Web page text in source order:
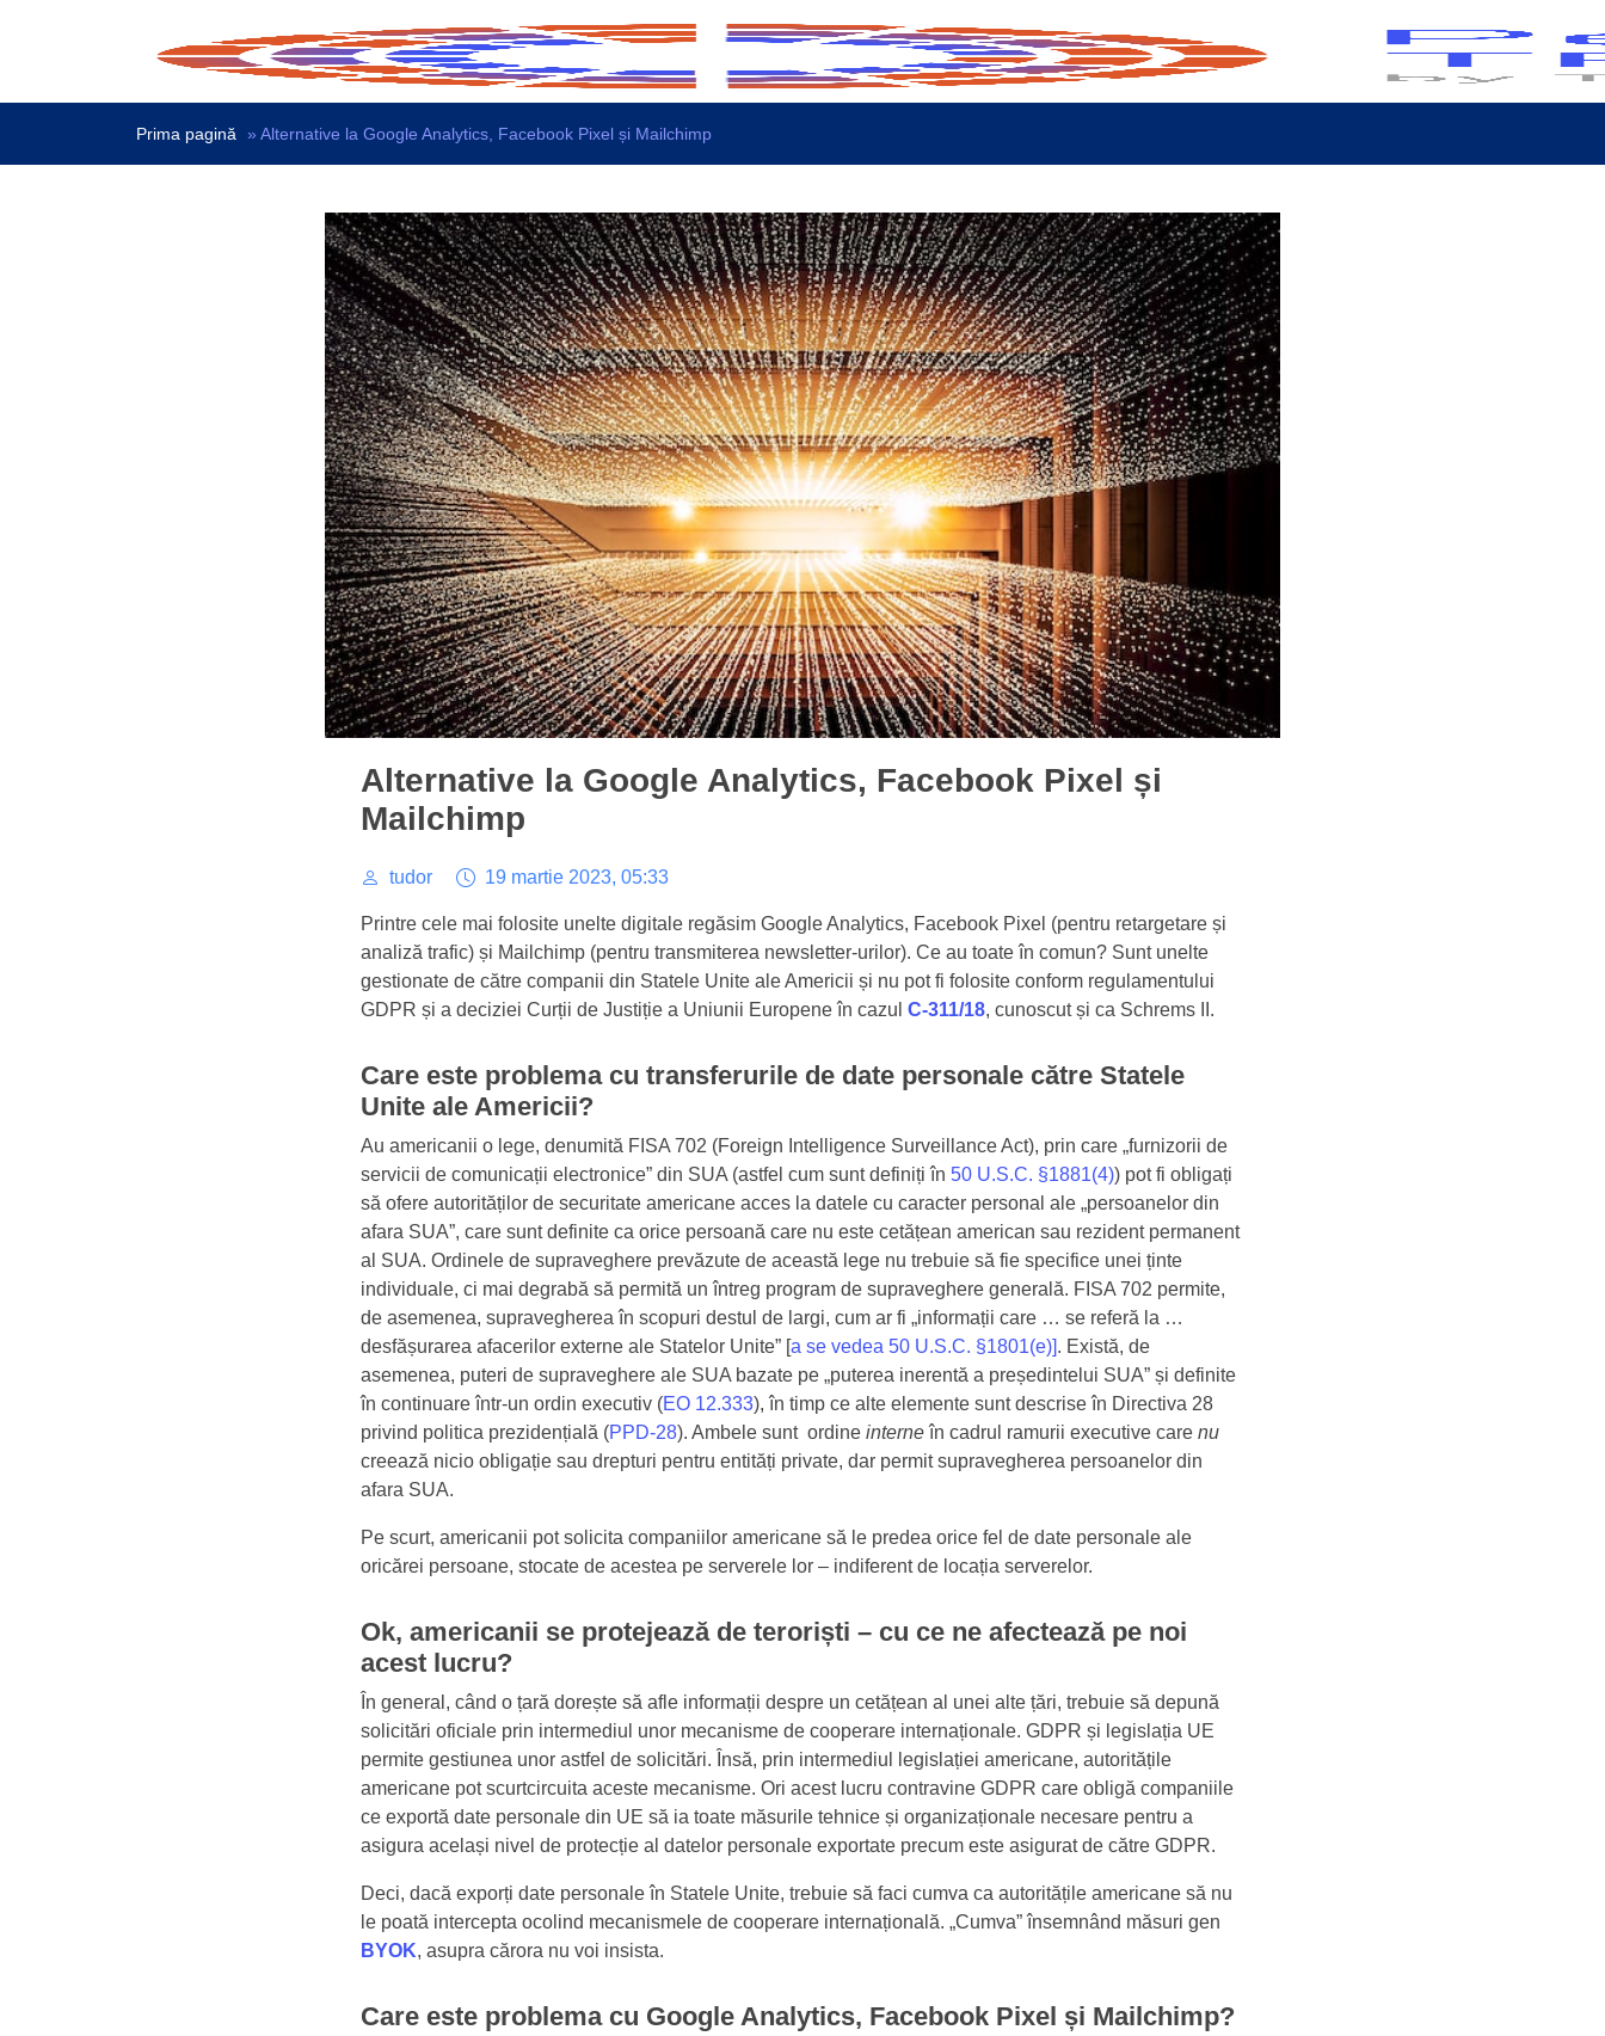
Prima pagină » Alternative la Google Analytics, Facebook Pixel și Mailchimp
Alternative la Google Analytics, Facebook Pixel și
Mailchimp
tudor 19 martie 2023, 05:33
Printre cele mai folosite unelte digitale regăsim Google Analytics, Facebook Pixel (pentru retargetare și
analiză trafic) și Mailchimp (pentru transmiterea newsletter-urilor). Ce au toate în comun? Sunt unelte
gestionate de către companii din Statele Unite ale Americii și nu pot fi folosite conform regulamentului
GDPR și a deciziei Curții de Justiție a Uniunii Europene în cazul C-311/18, cunoscut și ca Schrems II.
Care este problema cu transferurile de date personale către Statele
Unite ale Americii?
Au americanii o lege, denumită FISA 702 (Foreign Intelligence Surveillance Act), prin care „furnizorii de
servicii de comunicații electronice” din SUA (astfel cum sunt definiți în 50 U.S.C. §1881(4)) pot fi obligați
să ofere autorităților de securitate americane acces la datele cu caracter personal ale „persoanelor din
afara SUA”, care sunt definite ca orice persoană care nu este cetățean american sau rezident permanent
al SUA. Ordinele de supraveghere prevăzute de această lege nu trebuie să fie specifice unei ținte
individuale, ci mai degrabă să permită un întreg program de supraveghere generală. FISA 702 permite,
de asemenea, supravegherea în scopuri destul de largi, cum ar fi „informații care … se referă la …
desfășurarea afacerilor externe ale Statelor Unite” [a se vedea 50 U.S.C. §1801(e)]. Există, de
asemenea, puteri de supraveghere ale SUA bazate pe „puterea inerentă a președintelui SUA” și definite
în continuare într-un ordin executiv (EO 12.333), în timp ce alte elemente sunt descrise în Directiva 28
privind politica prezidențială (PPD-28). Ambele sunt ordine interneîn cadrul ramurii executive care nu
creează nicio obligație sau drepturi pentru entități private, dar permit supravegherea persoanelor din
afara SUA.
Pe scurt, americanii pot solicita companiilor americane să le predea orice fel de date personale ale
oricărei persoane, stocate de acestea pe serverele lor – indiferent de locația serverelor.
Ok, americanii se protejează de teroriști – cu ce ne afectează pe noi
acest lucru?
În general, când o țară dorește să afle informații despre un cetățean al unei alte țări, trebuie să depună
solicitări oficiale prin intermediul unor mecanisme de cooperare internaționale. GDPR și legislația UE
permite gestiunea unor astfel de solicitări. Însă, prin intermediul legislației americane, autoritățile
americane pot scurtcircuita aceste mecanisme. Ori acest lucru contravine GDPR care obligă companiile
ce exportă date personale din UE să ia toate măsurile tehnice și organizaționale necesare pentru a
asigura același nivel de protecție al datelor personale exportate precum este asigurat de către GDPR.
Deci, dacă exporți date personale în Statele Unite, trebuie să faci cumva ca autoritățile americane să nu
le poată intercepta ocolind mecanismele de cooperare internațională. „Cumva” însemnând măsuri gen
BYOK, asupra cărora nu voi insista.
Care este problema cu Google Analytics, Facebook Pixel și Mailchimp?